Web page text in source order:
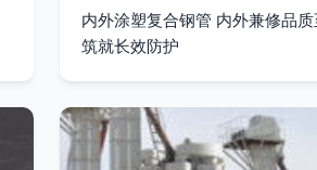
内外涂塑复合钢管 内外兼修品
筑就长效防护